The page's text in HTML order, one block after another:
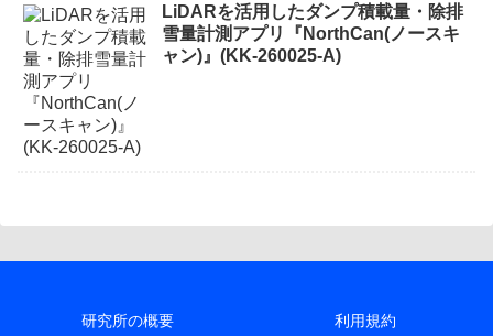
LiDARを活用したダンプ積載量・除排
雪量計測アプリ『NorthCan(ノースキ
ャン)』(KK-260025-A)
研究所の概要 利用規約